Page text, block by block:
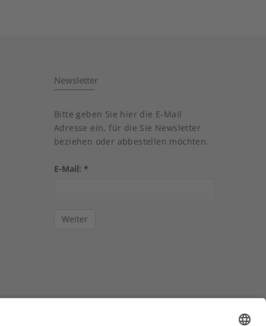
Newsletter
Bitte geben Sie hier die E-Mail
Adresse ein, für die Sie Newsletter
beziehen oder abbestellen möchten.
E-Mail: *
Weiter